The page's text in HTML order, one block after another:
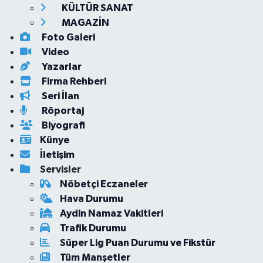
KÜLTÜR SANAT
MAGAZİN
Foto Galeri
Video
Yazarlar
Firma Rehberi
Seri İlan
Röportaj
Biyografi
Künye
İletişim
Servisler
Nöbetçi Eczaneler
Hava Durumu
Aydin Namaz Vakitleri
Trafik Durumu
Süper Lig Puan Durumu ve Fikstür
Tüm Manşetler